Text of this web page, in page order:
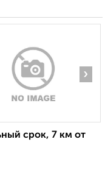
›
срок, 7 км от